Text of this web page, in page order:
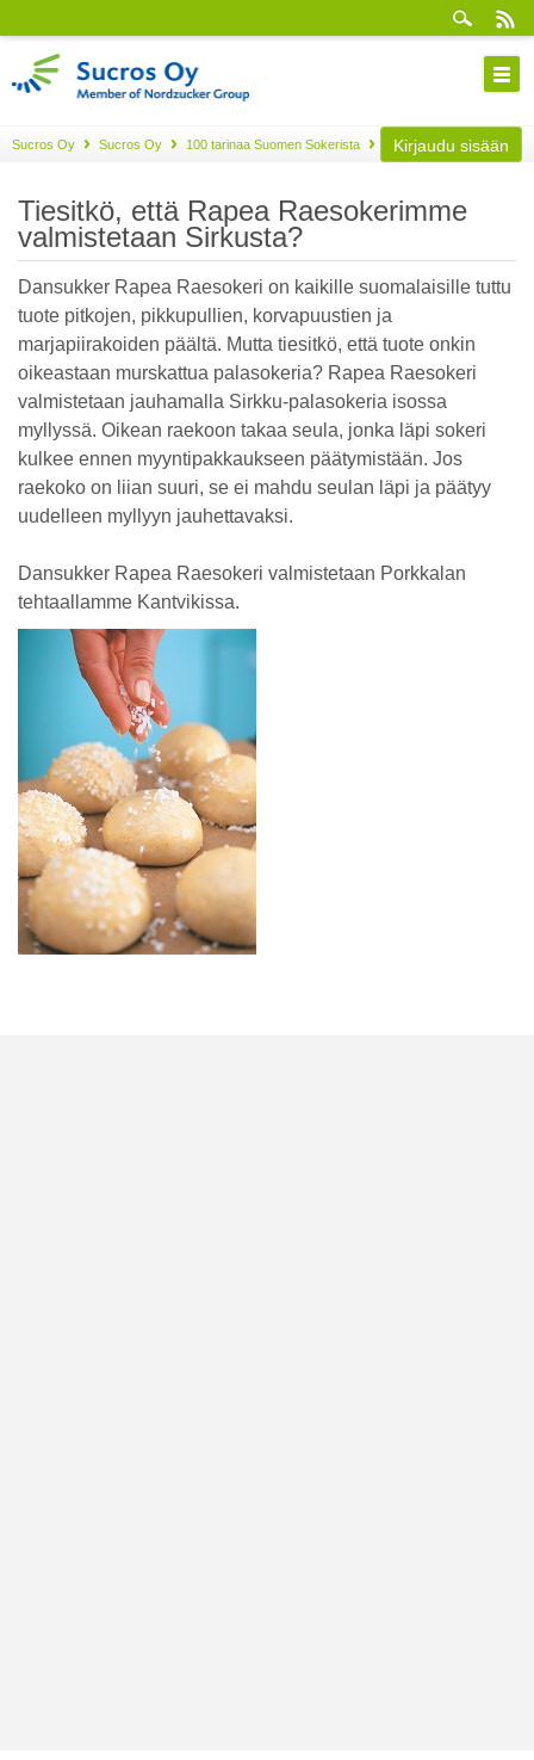
Sucros Oy Sucros Oy 100 tarinaa Suomen Sokerista Osa 81
Kirjaudu sisään
Tiesitkö, että Rapea Raesokerimme
valmistetaan Sirkusta?
Dansukker Rapea Raesokeri on kaikille suomalaisille tuttu
tuote pitkojen, pikkupullien, korvapuustien ja
marjapiirakoiden päältä. Mutta tiesitkö, että tuote onkin
oikeastaan murskattua palasokeria? Rapea Raesokeri
valmistetaan jauhamalla Sirkku-palasokeria isossa
myllyssä. Oikean raekoon takaa seula, jonka läpi sokeri
kulkee ennen myyntipakkaukseen päätymistään. Jos
raekoko on liian suuri, se ei mahdu seulan läpi ja päätyy
uudelleen myllyyn jauhettavaksi.
Dansukker Rapea Raesokeri valmistetaan Porkkalan
tehtaallamme Kantvikissa.